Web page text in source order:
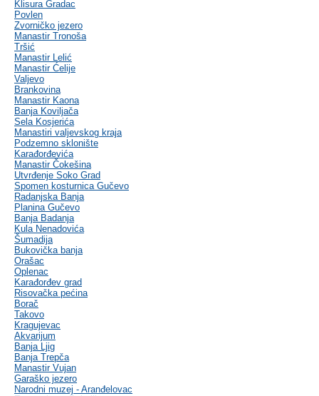
Klisura Gradac
Povlen
Zvorničko jezero
Manastir Tronoša
Tršić
Manastir Lelić
Manastir Ćelije
Valjevo
Brankovina
Manastir Kaona
Banja Koviljača
Sela Kosjerića
Manastiri valjevskog kraja
Podzemno sklonište
Karađorđevića
Manastir Čokešina
Utvrđenje Soko Grad
Spomen kosturnica Gučevo
Radanjska Banja
Planina Gučevo
Banja Badanja
Kula Nenadovića
Šumadija
Bukovička banja
Orašac
Oplenac
Karađorđev grad
Risovačka pećina
Borač
Takovo
Kragujevac
Akvarijum
Banja Ljig
Banja Trepča
Manastir Vujan
Garaško jezero
Narodni muzej - Aranđelovac